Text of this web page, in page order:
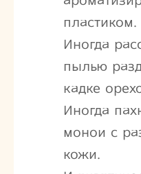
пластиком.
Иногда
пылью
кадке
Иногда
монои с
кожи.